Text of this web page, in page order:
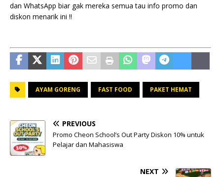
dan WhatsApp biar gak mereka semua tau info promo dan
diskon menarik ini !!
AYAM GORENG FAST FOOD PAKET HEMAT
PREVIOUS
Promo Cheon School’s Out Party Diskon 10% untuk
Pelajar dan Mahasiswa
NEXT